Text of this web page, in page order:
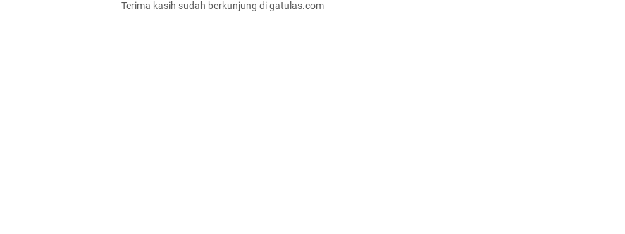
Terima kasih sudah berkunjung di gatulas.com